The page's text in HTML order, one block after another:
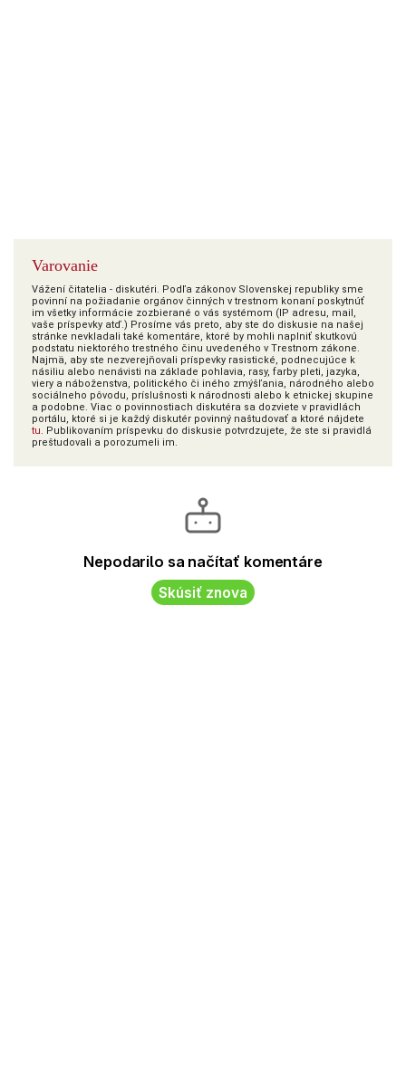
Varovanie
Vážení čitatelia - diskutéri. Podľa zákonov Slovenskej republiky sme
povinní na požiadanie orgánov činných v trestnom konaní poskytnúť
im všetky informácie zozbierané o vás systémom (IP adresu, mail,
vaše príspevky atď.) Prosíme vás preto, aby ste do diskusie na našej
stránke nevkladali také komentáre, ktoré by mohli naplniť skutkovú
podstatu niektorého trestného činu uvedeného v Trestnom zákone.
Najmä, aby ste nezverejňovali príspevky rasistické, podnecujúce k
násiliu alebo nenávisti na základe pohlavia, rasy, farby pleti, jazyka,
viery a náboženstva, politického či iného zmýšľania, národného alebo
sociálneho pôvodu, príslušnosti k národnosti alebo k etnickej skupine
a podobne. Viac o povinnostiach diskutéra sa dozviete v pravidlách
portálu, ktoré si je každý diskutér povinný naštudovať a ktoré nájdete
tu. Publikovaním príspevku do diskusie potvrdzujete, že ste si pravidlá
preštudovali a porozumeli im.